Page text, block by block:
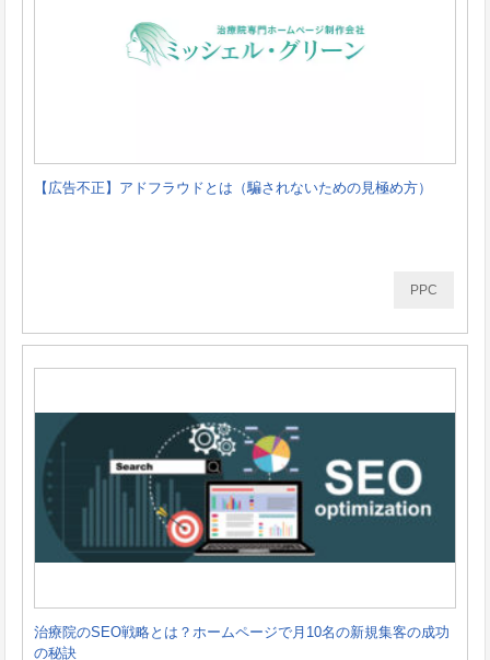
【広告不正】アドフラウドとは（騙されないための見極め方）
PPC
治療院のSEO戦略とは？ホームページで月10名の新規集客の成功
の秘訣